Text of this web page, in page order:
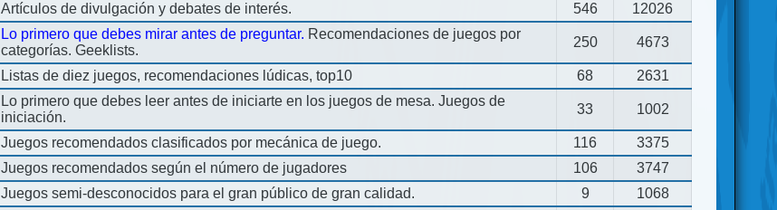
Artículos de divulgación y debates de interés. 546 12026
Lo primero que debes mirar antes de preguntar. Recomendaciones de juegos por
categorías. Geeklists.
250 4673
Listas de diez juegos, recomendaciones lúdicas, top10 68 2631
Lo primero que debes leer antes de iniciarte en los juegos de mesa. Juegos de
iniciación.
33 1002
Juegos recomendados clasificados por mecánica de juego. 116
3375
Juegos recomendados según el número de jugadores 106
3747
Juegos semi-desconocidos para el gran público de gran calidad. 9
1068